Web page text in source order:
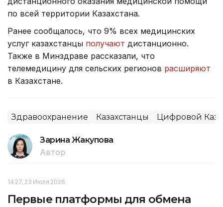
по всей территории Казахстана.
Ранее сообщалось, что 9% всех медицинских
услуг казахстанцы получают дистанционно.
Также в Минздраве рассказали, что
телемедицину для сельских регионов расширяют
в Казахстане.
Здравоохранение Казахстанцы Цифровой
Зарина Жакупова
Автор
14:27, 23 Июля 2026
Первые платформы для обмена